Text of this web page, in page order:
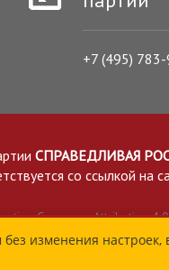
+7 (495)
СПРАВЕДЛИВАЯ
со ссылкой на
Commons Attribution
изменения